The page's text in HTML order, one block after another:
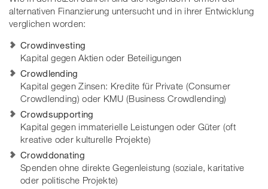
alternativen Finanzierung untersucht und in ihrer Entwicklung
verglichen worden:
Crowdinvesting
Kapital gegen Aktien oder Beteiligungen
Crowdlending
Kapital gegen Zinsen: Kredite für Private (Consumer
Crowdlending) oder KMU (Business Crowdlending)
Crowdsupporting
Kapital gegen immaterielle Leistungen oder Güter (oft
kreative oder kulturelle Projekte)
Crowddonating
Spenden ohne direkte Gegenleistung (soziale, karitative
oder politische Projekte)